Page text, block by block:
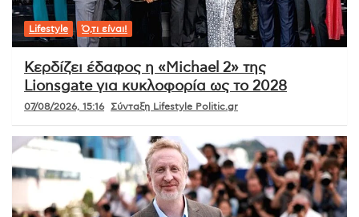
Lifestyle Ό,τι είναι!
Κερδίζει έδαφος η «Michael 2» της
Lionsgate για κυκλοφορία ως το 2028
07/08/2026, 15:16 Σύνταξη Lifestyle Politic.gr